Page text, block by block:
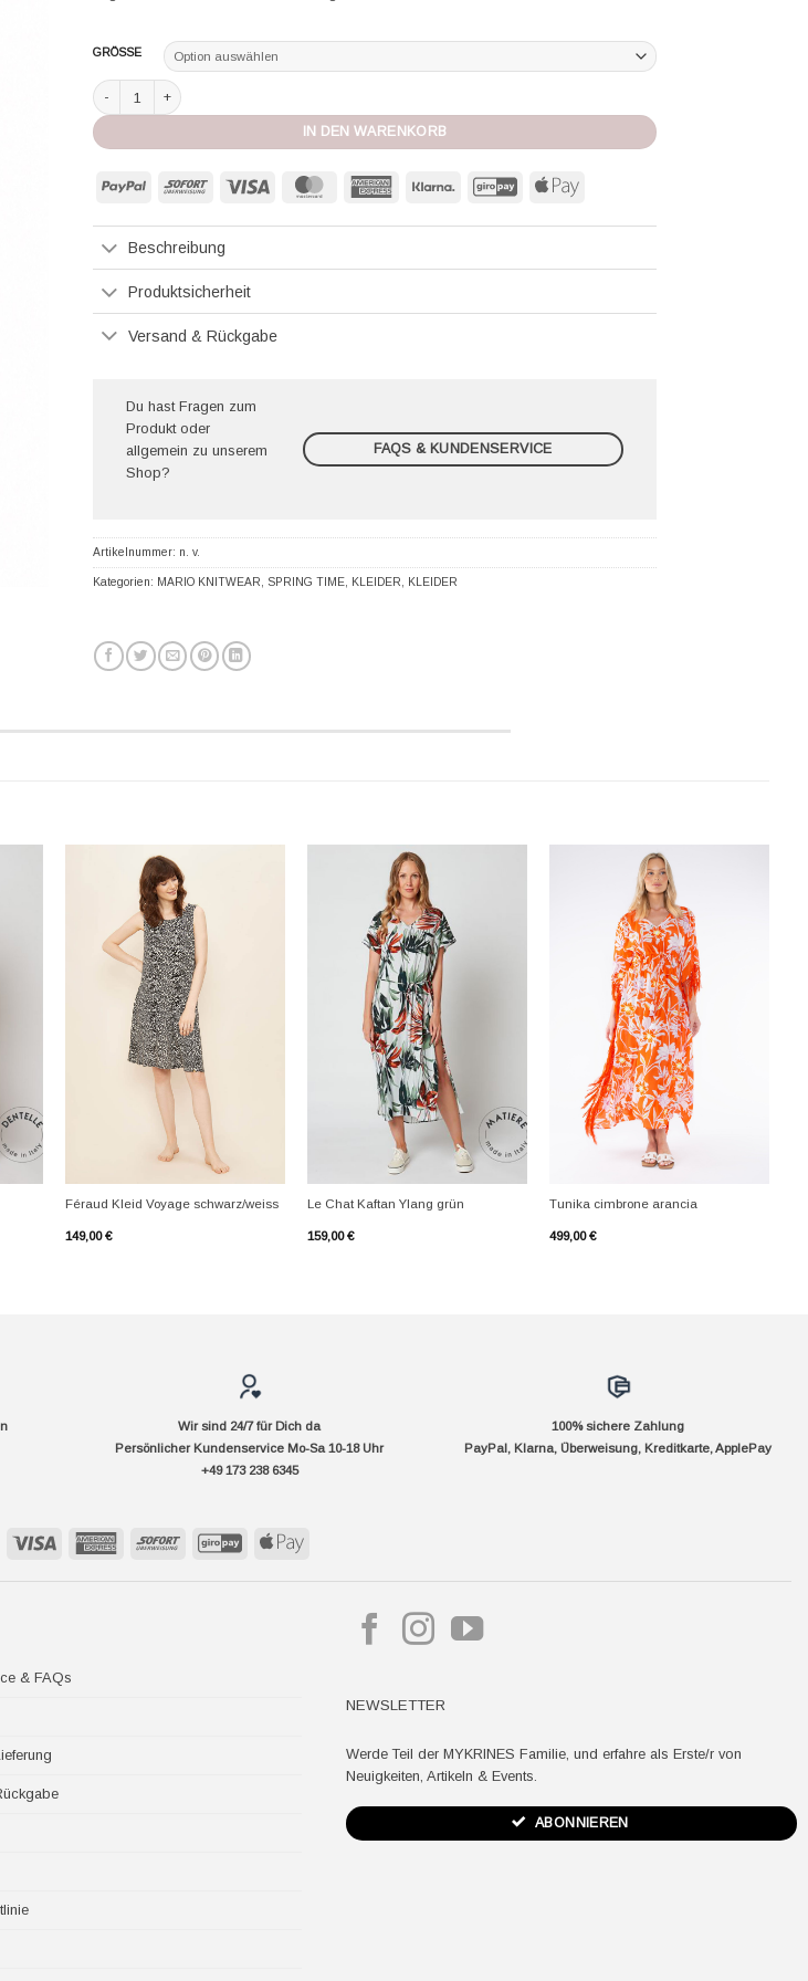
GRÖSSE
Mario Knitwear Mini-Kleid dark fuchsia-white Menge
IN DEN WARENKORB
PayPal Sofort Visa MasterCard American
Klarna GiroPay Apple
Beschreibung
Produktsicherheit
Versand & Rückgabe
Du hast Fragen zum
Produkt oder
allgemein zu unserem
Shop?
FAQS & KUNDENSERVICE
Artikelnummer: n. v.
Kategorien: MARIO KNITWEAR SPRING TIME KLEIDER KLEIDER
Féraud Kleid Voyage schwarz/weiss
149,00€
Le Chat Kaftan Ylang grün
159,00€
Tunika cimbrone arancia
499,00€
Wir sind 24/7 für Dich da
Persönlicher Kundenservice Mo-Sa 10-18 Uhr
+49 173 238 6345
100% sichere Zahlung
PayPal, Klarna, Überweisung, Kreditkarte, ApplePay
MasterCard Visa
AmericanSofort GiroPay Apple
& FAQs
NEWSLETTER
Werde Teil der MYKRINES Familie, und erfahre als Erste/r von
Neuigkeiten, Artikeln & Events.
ABONNIEREN